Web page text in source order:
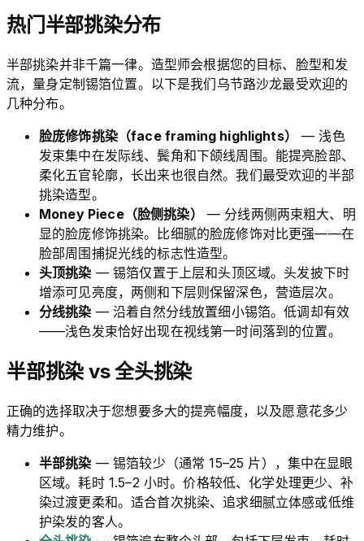
热门半部挑染分布
半部挑染并非千篇一律。造型师会根据您的目标、脸型和发
流，量身定制锡箔位置。以下是我们乌节路沙龙最受欢迎的
几种分布。
脸庞修饰挑染（face framing highlights）
— 浅色
发束集中在发际线、鬓角和下颌线周围。能提亮脸部、
柔化五官轮廓，长出来也很自然。我们最受欢迎的半部
挑染造型。
Money Piece（脸侧挑染）
— 分线两侧两束粗大、明
显的脸庞修饰挑染。比细腻的脸庞修饰对比更强——在
脸部周围捕捉光线的标志性造型。
头顶挑染 — 锡箔仅置于上层和头顶区域。头发披下时
增添可见亮度，两侧和下层则保留深色，营造层次。
分线挑染 — 沿着自然分线放置细小锡箔。低调却有效
——浅色发束恰好出现在视线第一时间落到的位置。
半部挑染 vs 全头挑染
正确的选择取决于您想要多大的提亮幅度，以及愿意花多少
精力维护。
半部挑染 — 锡箔较少（通常 15–25 片），集中在显眼
区域。耗时 1.5–2 小时。价格较低、化学处理更少、补
染过渡更柔和。适合首次挑染、追求细腻立体感或低维
护染发的客人。